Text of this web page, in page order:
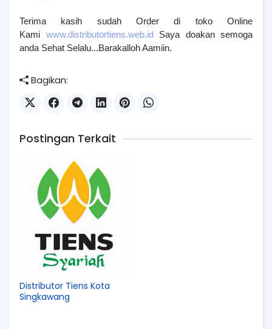
Terima kasih sudah Order di toko Online
Kami www.distributortiens.web.idSaya doakan semoga
anda Sehat Selalu...Barakalloh Aamiin.
Bagikan:
Postingan Terkait
Distributor Tiens Kota
Singkawang